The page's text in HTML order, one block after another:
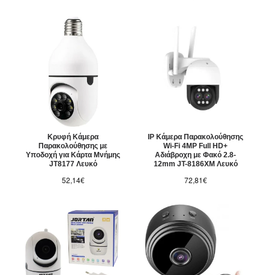
Κρυφή Κάμερα
Παρακολούθησης με
Υποδοχή για Κάρτα Μνήμης
JT8177 Λευκό
52,14€
IP Κάμερα Παρακολούθησης
Wi-Fi 4MP Full HD+
Αδιάβροχη με Φακό 2.8-
12mm JT-8186XM Λευκό
72,81€